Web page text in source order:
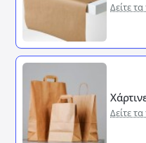
Δείτε
Δείτε